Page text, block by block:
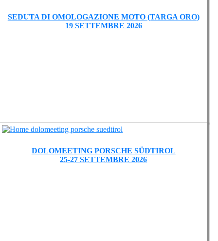
SEDUTA DI OMOLOGAZIONE MOTO (TARGA ORO)
19 SETTEMBRE 2026
DOLOMEETING PORSCHE SÜDTIROL
25-27 SETTEMBRE 2026